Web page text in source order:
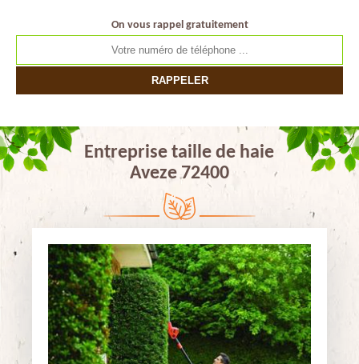
On vous rappel gratuitement
Entreprise taille de haie
Aveze 72400